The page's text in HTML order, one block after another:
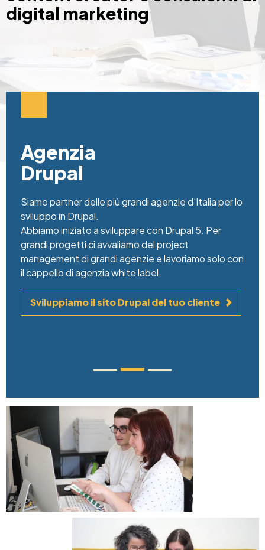
digital marketing
Agenzia
Drupal
Siamo partner delle più grandi agenzie d'Italia per lo
sviluppo in Drupal.
Abbiamo iniziato a sviluppare con Drupal 5. Per
grandi progetti ci avvaliamo del project
management di grandi agenzie e lavoriamo solo con
il cappello di agenzia white label.
Sviluppiamo il sito Drupal del tuo cliente
Image